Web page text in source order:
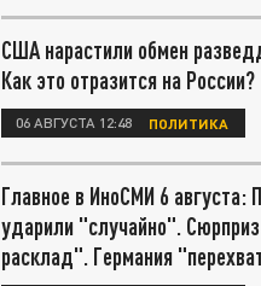
США нарастили обмен
Как это отразится на России?
06 АВГУСТА 12:48 ПОЛИТИКА
Главное в ИноСМИ 6 августа:
ударили "случайно".
расклад". Германия